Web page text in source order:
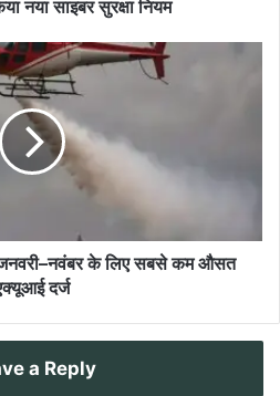
नया साइबर सुरक्षा नियम
जनवरी–नवंबर के लिए सबसे कम औसत
दर्ज
a Reply